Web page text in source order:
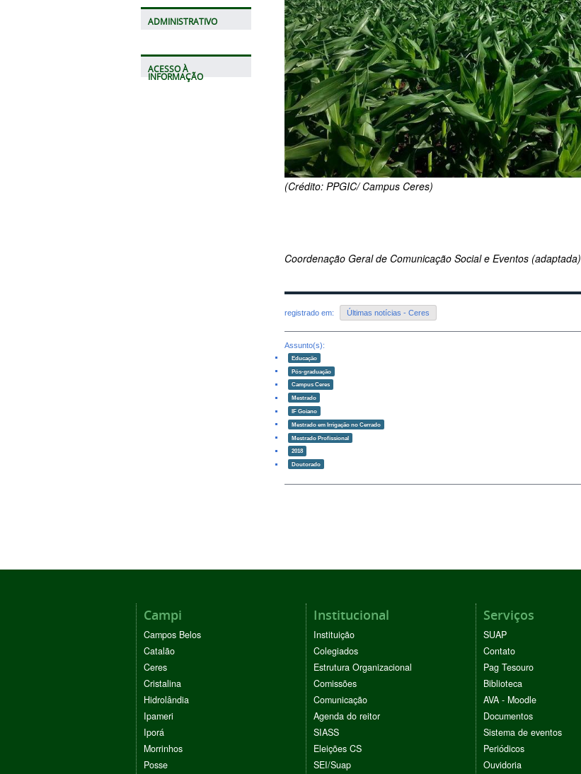
ADMINISTRATIVO
ACESSO À
INFORMAÇÃO
(Crédito: PPGIC/ Campus Ceres)
Coordenação Geral de Comunicação Social e Eventos (adaptada)
registrado em: Últimas notícias - Ceres
Assunto(s):
Educação
Pós-graduação
Campus Ceres
Mestrado
IF Goiano
Mestrado em Irrigação no Cerrado
Mestrado Profissional
2018
Doutorado
Campi
Campos Belos
Catalão
Ceres
Cristalina
Hidrolândia
Ipameri
Iporá
Morrinhos
Posse
Institucional
Instituição
Colegiados
Estrutura Organizacional
Comissões
Comunicação
Agenda do reitor
SIASS
Eleições CS
SEI/Suap
Serviços
SUAP
Contato
Pag Tesouro
Biblioteca
AVA - Moodle
Documentos
Sistema de eventos
Periódicos
Ouvidoria